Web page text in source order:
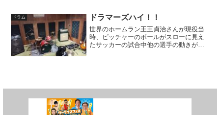
期、、、残念やけどこれ...
ドラム ドラマーズハイ！！
世界のホームラン王王貞治さんが現役当
時、ピッチャーのボールがスローに見え
たサッカーの試合中他の選手の動きが止